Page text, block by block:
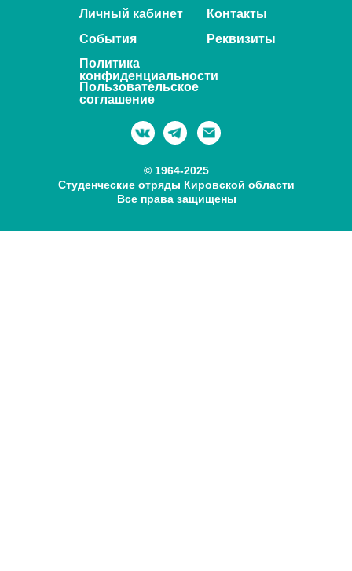
© 1964-2025
Студенческие отряды Кировской области
Все права защищены
Контакты
События
Реквизиты
Личный кабинет
Пользовательское
соглашение
Политика
конфиденциальности